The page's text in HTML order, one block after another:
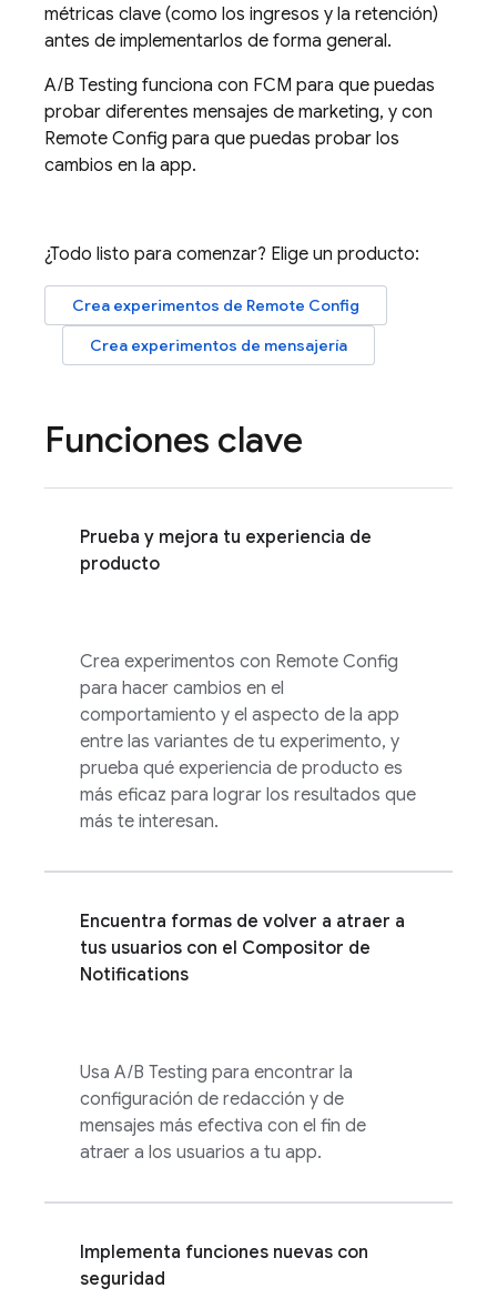
métricas clave (como los ingresos y la retención)
antes de implementarlos de forma general.
A/B Testing funciona con FCM para que puedas
probar diferentes mensajes de marketing, y con
Remote Config para que puedas probar los
cambios en la app.
¿Todo listo para comenzar? Elige un producto:
Crea experimentos de Remote Config
Crea experimentos de mensajería
Funciones clave
Prueba y mejora tu experiencia de
producto
Crea experimentos con Remote Config
para hacer cambios en el
comportamiento y el aspecto de la app
entre las variantes de tu experimento, y
prueba qué experiencia de producto es
más eficaz para lograr los resultados que
más te interesan.
Encuentra formas de volver a atraer a
tus usuarios con el Compositor de
Notifications
Usa A/B Testing para encontrar la
configuración de redacción y de
mensajes más efectiva con el fin de
atraer a los usuarios a tu app.
Implementa funciones nuevas con
seguridad